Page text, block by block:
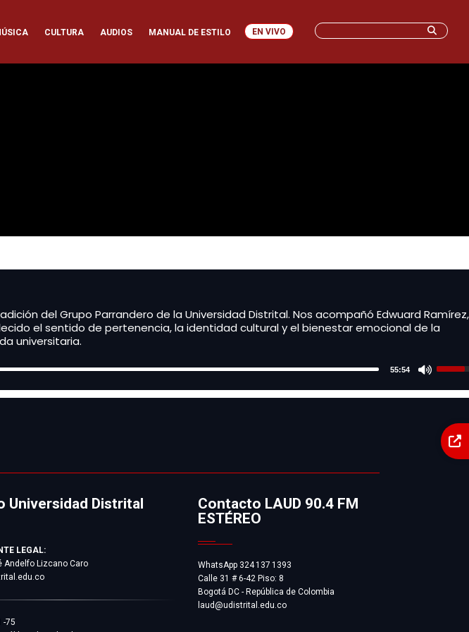
CULTURA AUDIOS MANUAL DE ESTILO EN VIVO
del Grupo Parrandero de la Universidad Distrital. Nos acompañó Edwuard Ramírez,
el sentido de pertenencia, la identidad cultural y el bienestar emocional de la
universitaria.
55:54
Up/
or
Universidad Distrital
LEGAL:
Andelfo Lizcano Caro
-75
Contacto LAUD 90.4 FM
ESTÉREO
WhatsApp 324 137 1393
Calle 31 # 6-42 Piso: 8
Bogotá DC - República de Colombia
laud@udistrital.edu.co